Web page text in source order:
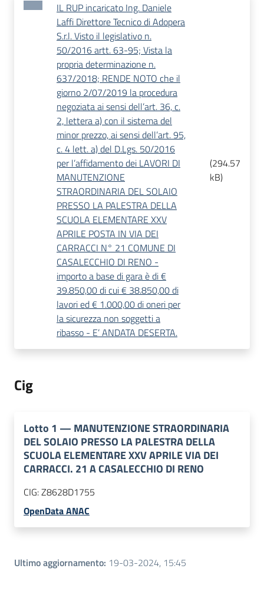
IL RUP incaricato Ing. Daniele
Laffi Direttore Tecnico di Adopera
S.r.l. Visto il legislativo n.
50/2016 artt. 63-95; Vista la
propria determinazione n.
637/2018; RENDE NOTO che il
giorno 2/07/2019 la procedura
negoziata ai sensi dell’art. 36, c.
2, lettera a) con il sistema del
minor prezzo, ai sensi dell’art. 95,
c. 4 lett. a) del D.Lgs. 50/2016
per l’affidamento dei LAVORI DI
MANUTENZIONE
STRAORDINARIA DEL SOLAIO
PRESSO LA PALESTRA DELLA
SCUOLA ELEMENTARE XXV
APRILE POSTA IN VIA DEI
CARRACCI N° 21 COMUNE DI
CASALECCHIO DI RENO -
importo a base di gara è di €
39.850,00 di cui € 38.850,00 di
lavori ed € 1.000,00 di oneri per
la sicurezza non soggetti a
ribasso - E’ ANDATA DESERTA.
(294.57
kB)
Cig
Lotto 1 — MANUTENZIONE STRAORDINARIA
DEL SOLAIO PRESSO LA PALESTRA DELLA
SCUOLA ELEMENTARE XXV APRILE VIA DEI
CARRACCI. 21 A CASALECCHIO DI RENO
CIG:Z8628D1755
OpenData ANAC
Ultimo aggiornamento: 19-03-2024, 15:45